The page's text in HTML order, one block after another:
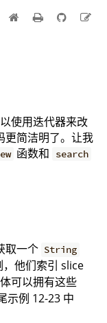
使用迭代器来改
更简洁明了。让我
函数和 search
取一个 String
他们索引 slice
可以拥有这些
示例 12-23 中